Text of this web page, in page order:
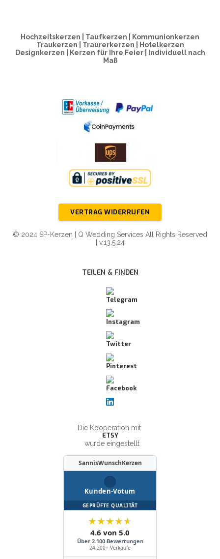
Hochzeitskerzen | Taufkerzen | Kommunionkerzen
Traukerzen | Traurerkerzen | Hotelkerzen
Designkerzen | Kerzen für Ihre Feier | Individuell nach
Maß
VERTRAG WIDERRUFEN
© 2024 SP-Kerzen | Q Wedding Services All Rights Reserved
| v.13.5.24
TEILEN & FINDEN
Die Kooperation mit
ETSY
wurde eingestellt
SannisWunschKerzen
Kunden-Votum
GEPRÜFTE QUALITÄT
★★★★★
4.6 von 5.0
Über 2.100 Bewertungen
24.200+ Verkäufe